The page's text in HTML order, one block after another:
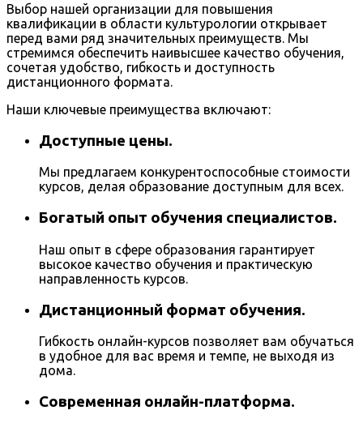
Выбор нашей организации для повышения
квалификации в области культурологии открывает
перед вами ряд значительных преимуществ. Мы
стремимся обеспечить наивысшее качество обучения,
сочетая удобство, гибкость и доступность
дистанционного формата.
Наши ключевые преимущества включают:
Доступные цены.
Мы предлагаем конкурентоспособные стоимости
курсов, делая образование доступным для всех.
Богатый опыт обучения специалистов.
Наш опыт в сфере образования гарантирует
высокое качество обучения и практическую
направленность курсов.
Дистанционный формат обучения.
Гибкость онлайн-курсов позволяет вам обучаться
в удобное для вас время и темпе, не выходя из
дома.
Современная онлайн-платформа.